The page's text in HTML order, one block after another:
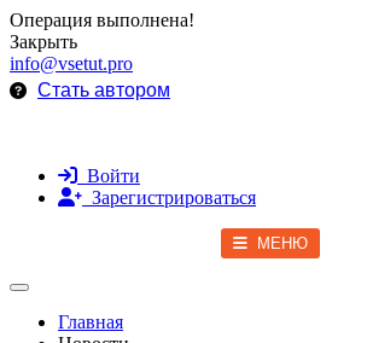
Операция выполнена!
Закрыть
info@vsetut.pro
Стать автором
Войти
Зарегистрироваться
МЕНЮ
Toggle navigation
Главная